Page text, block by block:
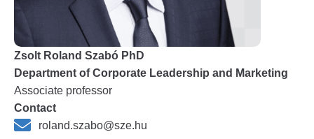
Zsolt Roland Szabó PhD
Department of Corporate Leadership and Marketing
Associate professor
Contact
roland.szabo@sze.hu